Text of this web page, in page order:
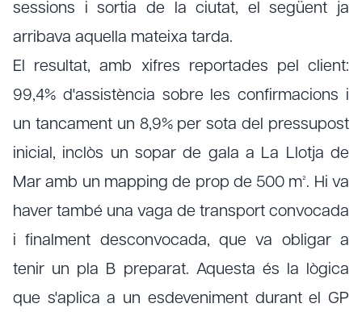
sessions i sortia de la ciutat, el següent ja
arribava aquella mateixa tarda.
El resultat, amb xifres reportades pel client:
99,4% d'assistència sobre les confirmacions i
un tancament un 8,9% per sota del pressupost
inicial, inclòs un sopar de gala a La Llotja de
Mar amb un mapping de prop de 500 m². Hi va
haver també una vaga de transport convocada
i finalment desconvocada, que va obligar a
tenir un pla B preparat. Aquesta és la lògica
que s'aplica a un esdeveniment durant el GP